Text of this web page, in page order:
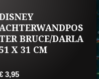
TER BRUCE/DARLA
X 31 CM
3,95